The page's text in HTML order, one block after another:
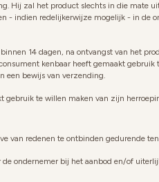
zal het product slechts in die mate
indien redelijkerwijze mogelijk - in de
14 dagen, na ontvangst van het
kenbaar heeft gemaakt
een bewijs van verzending.
te willen maken van zijn
redenen te ontbinden gedurende
ondernemer bij het aanbod en/of